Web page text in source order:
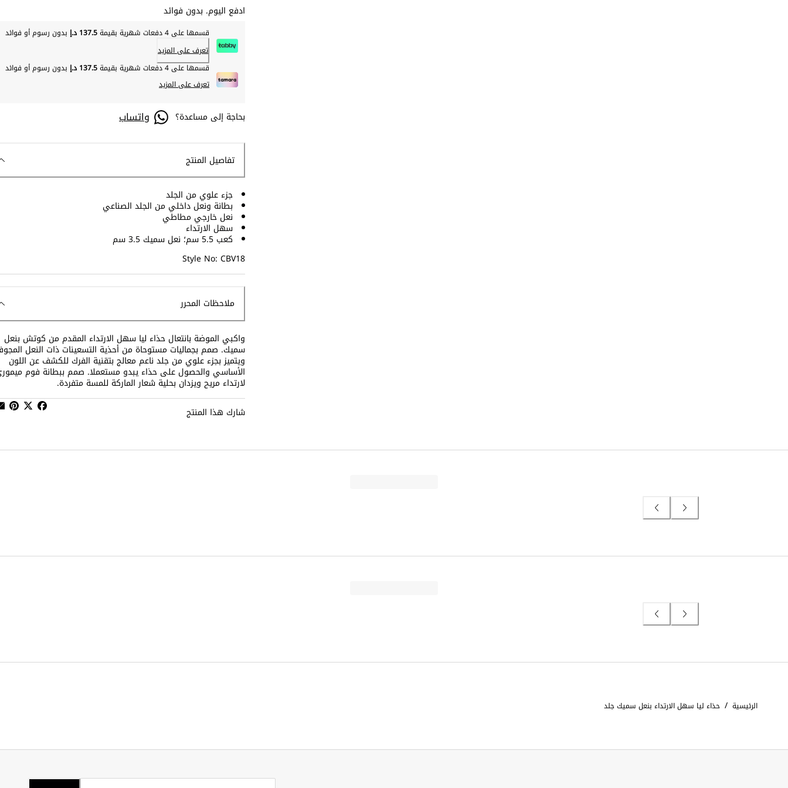
ادفع اليوم. بدون فوائد
قسمها على 4 دفعات شهرية بقيمة 137.5 د.إ
بدون رسوم أو فوائد
تعرف على المزيد
قسمها على 4 دفعات شهرية بقيمة
137.5 د.إ
بدون رسوم أو فوائد
تعرف على المزيد
بحاجة إلى مساعدة؟ واتساب
تفاصيل المنتج
جزء علوي من الجلد
بطانة ونعل داخلي من الجلد الصناعي
نعل خارجي مطاطي
سهل الارتداء
كعب 5.5 سم؛ نعل سميك 3.5 سم
Style No: CBV18
ملاحظات المحرر
واكبي الموضة بانتعال حذاء ليا سهل الارتداء المقدم من كوتش بنعل
سميك. صمم بجماليات مستوحاة من أحذية التسعينات ذات النعل
ويتميز بجزء علوي من جلد ناعم معالج بتقنية الفرك للكشف عن اللون
الأساسي والحصول على حذاء يبدو مستعملا. صمم ببطانة فوم
لارتداء مريح ويزدان بحلية شعار الماركة للمسة متفردة.
شارك هذا المنتج
الرئيسية / حذاء ليا سهل الارتداء بنعل سميك جلد